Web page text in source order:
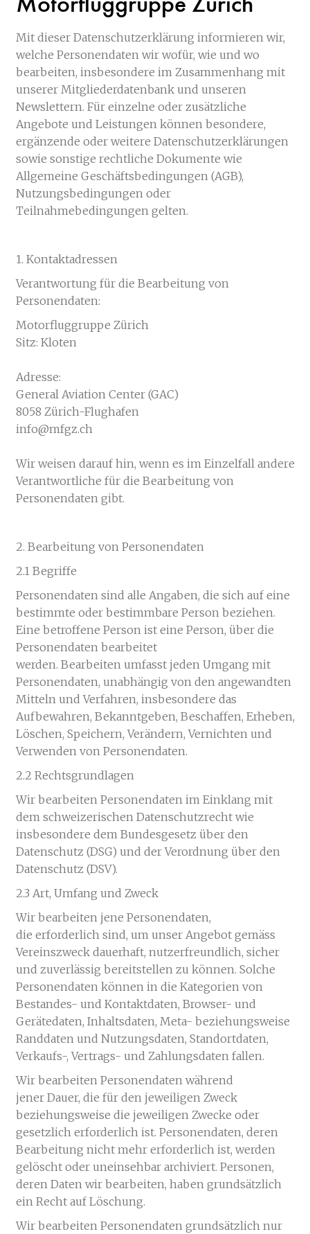
Mit dieser Datenschutzerklärung informieren wir,
welche Personendaten wir wofür, wie und wo
bearbeiten, insbesondere im Zusammenhang mit
unserer Mitgliederdatenbank und unseren
Newslettern. Für einzelne oder zusätzliche
Angebote und Leistungen können besondere,
ergänzende oder weitere Datenschutzerklärungen
sowie sonstige rechtliche Dokumente wie
Allgemeine Geschäftsbedingungen (AGB),
Nutzungsbedingungen oder
Teilnahmebedingungen gelten.
1. Kontaktadressen
Verantwortung für die Bearbeitung von
Personendaten:
Motorfluggruppe Zürich
Sitz: Kloten
Adresse:
General Aviation Center (GAC)
8058 Zürich-Flughafen
info@mfgz.ch
Wir weisen darauf hin, wenn es im Einzelfall andere
Verantwortliche für die Bearbeitung von
Personendaten gibt.
2. Bearbeitung von Personendaten
2.1 Begriffe
Personendaten sind alle Angaben, die sich auf eine
bestimmte oder bestimmbare Person beziehen.
Eine betroffene Person ist eine Person, über die
Personendaten bearbeitet
werden. Bearbeiten umfasst jeden Umgang mit
Personendaten, unabhängig von den angewandten
Mitteln und Verfahren, insbesondere das
Aufbewahren, Bekanntgeben, Beschaffen, Erheben,
Löschen, Speichern, Verändern, Vernichten und
Verwenden von Personendaten.
2.2 Rechtsgrundlagen
Wir bearbeiten Personendaten im Einklang mit
dem schweizerischen Datenschutzrecht wie
insbesondere dem Bundesgesetz über den
Datenschutz (DSG) und der Verordnung über den
Datenschutz (DSV).
2.3 Art, Umfang und Zweck
Wir bearbeiten jene Personendaten,
die erforderlich sind, um unser Angebot gemäss
Vereinszweck dauerhaft, nutzerfreundlich, sicher
und zuverlässig bereitstellen zu können. Solche
Personendaten können in die Kategorien von
Bestandes- und Kontaktdaten, Browser- und
Gerätedaten, Inhaltsdaten, Meta- beziehungsweise
Randdaten und Nutzungsdaten, Standortdaten,
Verkaufs-, Vertrags- und Zahlungsdaten fallen.
Wir bearbeiten Personendaten während
jener Dauer, die für den jeweiligen Zweck
beziehungsweise die jeweiligen Zwecke oder
gesetzlich erforderlich ist. Personendaten, deren
Bearbeitung nicht mehr erforderlich ist, werden
gelöscht oder uneinsehbar archiviert. Personen,
deren Daten wir bearbeiten, haben grundsätzlich
ein Recht auf Löschung.
Wir bearbeiten Personendaten grundsätzlich nur